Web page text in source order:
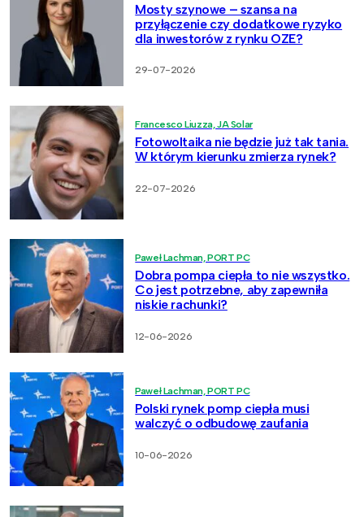
Mosty szynowe – szansa na
przyłączenie czy dodatkowe ryzyko
dla inwestorów z rynku OZE?
29-07-2026
Francesco Liuzza, JA Solar
Fotowoltaika nie będzie już tak tania.
W którym kierunku zmierza rynek?
22-07-2026
Paweł Lachman, PORT PC
Dobra pompa ciepła to nie wszystko.
Co jest potrzebne, aby zapewniła
niskie rachunki?
12-06-2026
Paweł Lachman, PORT PC
Polski rynek pomp ciepła musi
walczyć o odbudowę zaufania
10-06-2026